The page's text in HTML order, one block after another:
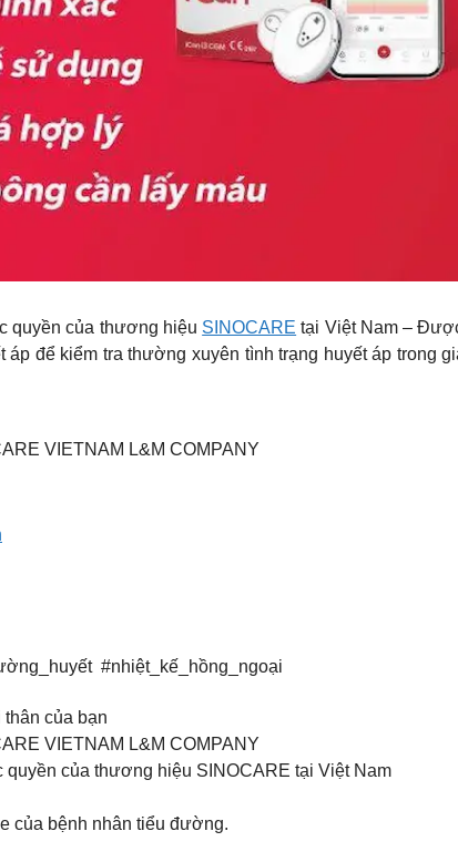
quyền của thương hiệu SINOCARE tại Việt Nam –
để kiểm tra thường xuyên tình trạng huyết áp trong
VIETNAM L&M COMPANY
#nhiệt_kế_hồng_ngoại
của bạn
VIETNAM L&M COMPANY
của thương hiệu SINOCARE tại Việt Nam
của bệnh nhân tiểu đường.